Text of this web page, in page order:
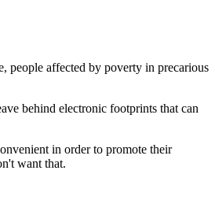
people affected by poverty in precarious
behind electronic footprints that can
in order to promote their
want that.